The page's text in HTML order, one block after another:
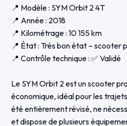
📍 Modèle : SYM Orbit 2 4T
📍 Année : 2018
📍 Kilométrage : 10 155 km
📍 État : Très bon état – scooter
📍 Contrôle technique : ✅ Validé
Le SYM Orbit 2 est un scooter
économique, idéal pour les
été entièrement révisé, ne
et dispose de plusieurs